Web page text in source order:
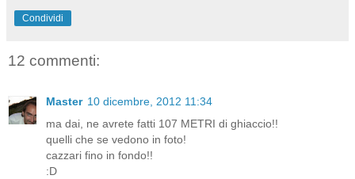
Condividi
12 commenti:
Master 10 dicembre, 2012 11:34
ma dai, ne avrete fatti 107 METRI di ghiaccio!!
quelli che se vedono in foto!
cazzari fino in fondo!!
:D